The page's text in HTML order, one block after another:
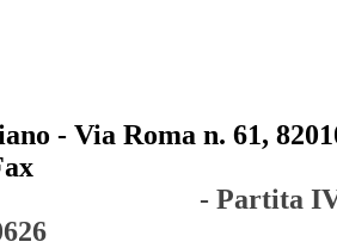
- Via Roma n. 61,
- Partita